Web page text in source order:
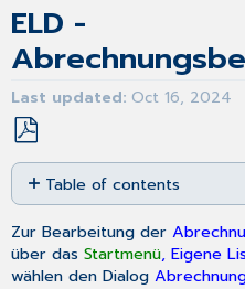
ELD -
Last updated Oct 16, 2024
Save
as
PDF
Table of contents
No
headers
Zur Bearbeitung der
über dasStartmenü, Eigene
wählen den Dialog